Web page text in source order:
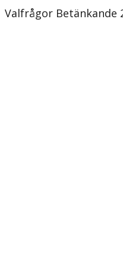
Valfrågor Betänkande